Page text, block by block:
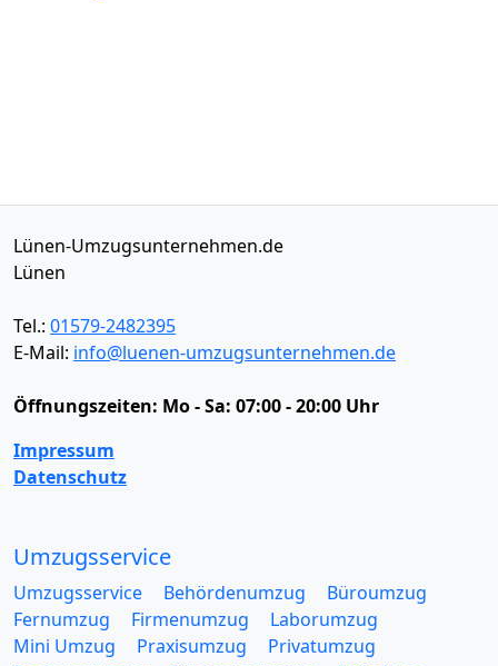
Lünen-Umzugsunternehmen.de
Lünen
Tel.: 01579-2482395
E-Mail: info@luenen-umzugsunternehmen.de
Öffnungszeiten: Mo - Sa: 07:00 - 20:00 Uhr
Impressum
Datenschutz
Umzugsservice
Umzugsservice Behördenumzug
Büroumzug
Fernumzug
Firmenumzug
Laborumzug
Mini Umzug
Praxisumzug
Privatumzug